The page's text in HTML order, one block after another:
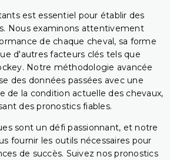
est essentiel pour établir des
Nous examinons attentivement
de chaque cheval, sa forme
d'autres facteurs clés tels que
Notre méthodologie avancée
des données passées avec une
de la condition actuelle des chevaux,
des pronostics fiables.
sont un défi passionnant, et notre
fournir les outils nécessaires pour
de succès. Suivez nos pronostics